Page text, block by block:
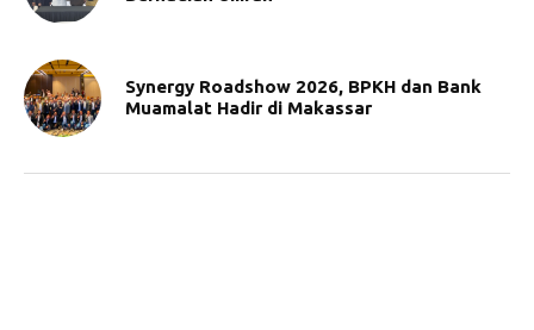
Synergy Roadshow 2026, BPKH dan Bank
Muamalat Hadir di Makassar